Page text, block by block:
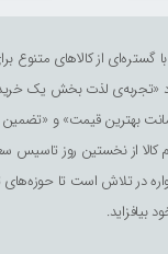
گستره‌ای از کالاهای متنوع
«تجربه‌ی لذت ‌بخش یک خرید
بهترین قیمت» و
از نخستین روز تاسیس
در تلاش است تا حوزه‌های
بیافزاید.